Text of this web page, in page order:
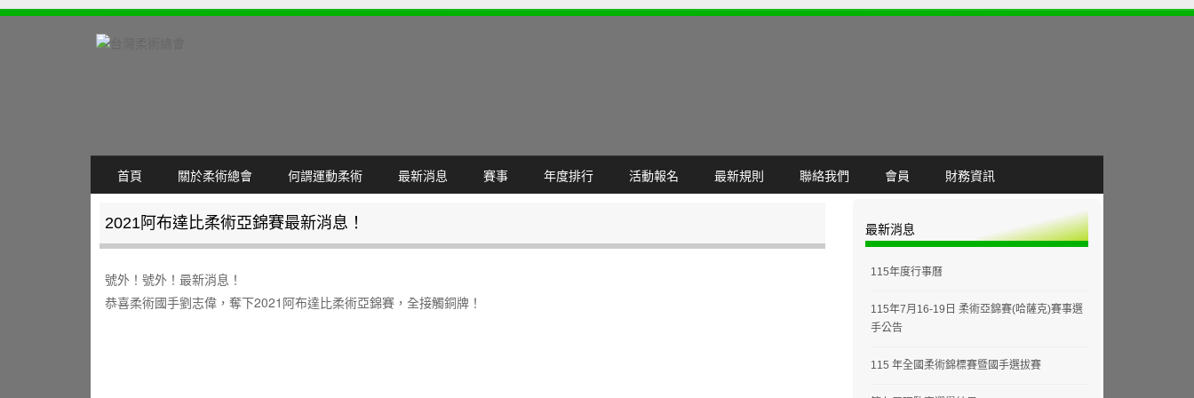
MENU
SKIP TO CONTENT
首頁 關於柔術總會 何謂運動柔術 最新消息 賽事 年度排行 活動報名 最新規則 聯絡我們 會員 財務資訊
2021阿布達比柔術亞錦賽最新消息！
號外！號外！最新消息！
恭喜柔術國手劉志偉，奪下2021阿布達比柔術亞錦賽，全接觸銅牌！
最新消息
115年度行事曆
115年7月16-19日 柔術亞錦賽(哈薩克)賽事選
手公告
115 年全國柔術錦標賽暨國手選拔賽